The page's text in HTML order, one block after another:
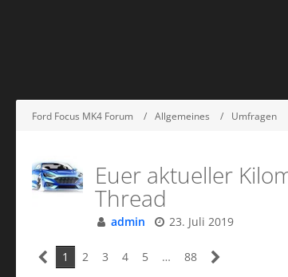
Ford Focus MK4 Forum Allgemeines Umfragen
Euer aktueller
Thread
admin 23. Juli 2019
1 2 3 4 5 … 88